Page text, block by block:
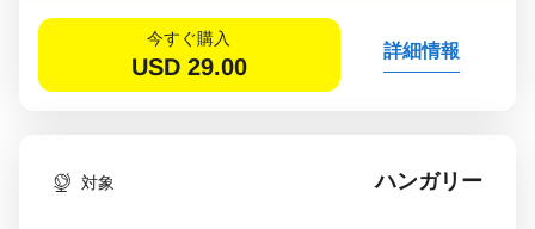
今すぐ購入
USD 29.00
詳細情報
対象 ハンガリー